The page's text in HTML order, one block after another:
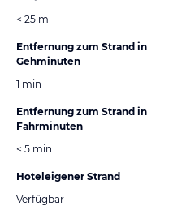
< 25 m
Entfernung zum Strand in
Gehminuten
1 min
Entfernung zum Strand in
Fahrminuten
< 5 min
Hoteleigener Strand
Verfügbar